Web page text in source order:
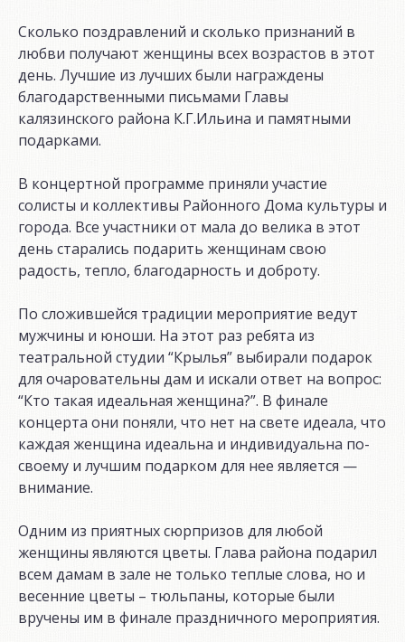
Сколько поздравлений и сколько признаний в
любви получают женщины всех возрастов в этот
день. Лучшие из лучших были награждены
благодарственными письмами Главы
калязинского района К.Г.Ильина и памятными
подарками.
В концертной программе приняли участие
солисты и коллективы Районного Дома культуры и
города. Все участники от мала до велика в этот
день старались подарить женщинам свою
радость, тепло, благодарность и доброту.
По сложившейся традиции мероприятие ведут
мужчины и юноши. На этот раз ребята из
театральной студии “Крылья” выбирали подарок
для очаровательны дам и искали ответ на вопрос:
“Кто такая идеальная женщина?”. В финале
концерта они поняли, что нет на свете идеала, что
каждая женщина идеальна и индивидуальна по-
своему и лучшим подарком для нее является —
внимание.
Одним из приятных сюрпризов для любой
женщины являются цветы. Глава района подарил
всем дамам в зале не только теплые слова, но и
весенние цветы – тюльпаны, которые были
вручены им в финале праздничного мероприятия.